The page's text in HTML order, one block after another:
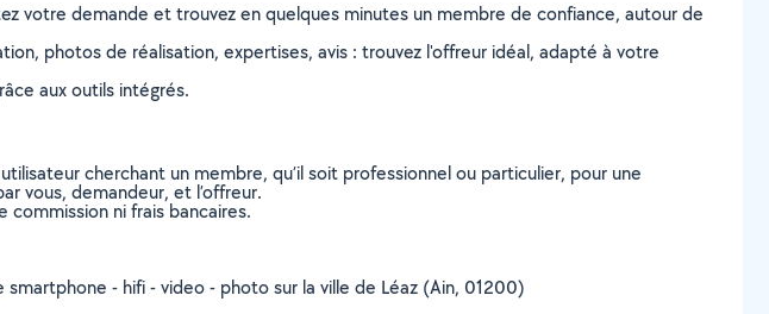
votre demande et trouvez en quelques minutes un membre de confiance, autour de
photos de réalisation, expertises, avis : trouvez l'offreur idéal, adapté à votre
aux outils intégrés.
cherchant un membre, qu’il soit professionnel ou particulier, pour une
vous, demandeur, et l’offreur.
commission ni frais bancaires.
- hifi - video - photo sur la ville de Léaz (Ain, 01200)